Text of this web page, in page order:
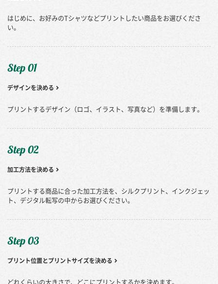
はじめに、お好みのTシャツなどプリントしたい商品をお選びくださ
い。
Step 01
デザインを決める
プリントするデザイン（ロゴ、イラスト、写真など）を準備します。
Step 02
加工方法を決める
プリントする商品に合った加工方法を、シルクプリント、インクジェッ
ト、デジタル転写の中からお選びください。
Step 03
プリント位置とプリントサイズを決める
どれくらいの大きさで、どこにプリン卜するかを決めます。